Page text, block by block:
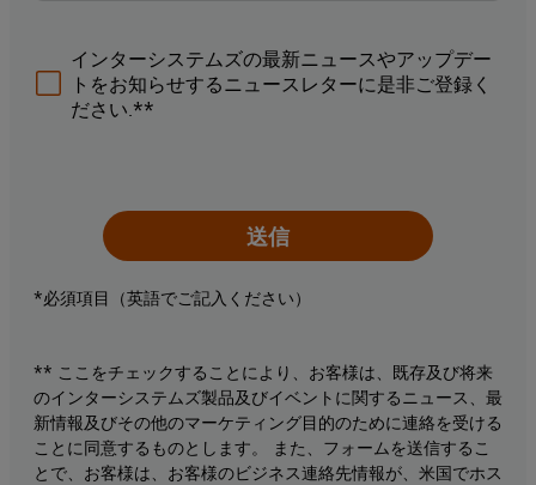
インターシステムズの最新ニュースやアップデー
トをお知らせするニュースレターに是非ご登録く
ださい.**
送信
*必須項目（英語でご記入ください）
** ここをチェックすることにより、お客様は、既存及び将来
のインターシステムズ製品及びイベントに関するニュース、最
新情報及びその他のマーケティング目的のために連絡を受ける
ことに同意するものとします。 また、フォームを送信するこ
とで、お客様は、お客様のビジネス連絡先情報が、米国でホス